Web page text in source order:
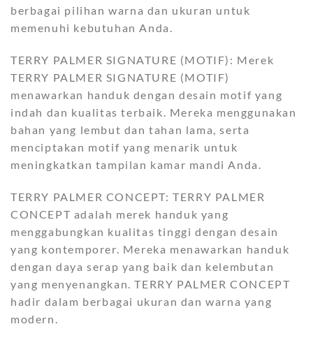
berbagai pilihan warna dan ukuran untuk
memenuhi kebutuhan Anda.
TERRY PALMER SIGNATURE (MOTIF): Merek
TERRY PALMER SIGNATURE (MOTIF)
menawarkan handuk dengan desain motif yang
indah dan kualitas terbaik. Mereka menggunakan
bahan yang lembut dan tahan lama, serta
menciptakan motif yang menarik untuk
meningkatkan tampilan kamar mandi Anda.
TERRY PALMER CONCEPT: TERRY PALMER
CONCEPT adalah merek handuk yang
menggabungkan kualitas tinggi dengan desain
yang kontemporer. Mereka menawarkan handuk
dengan daya serap yang baik dan kelembutan
yang menyenangkan. TERRY PALMER CONCEPT
hadir dalam berbagai ukuran dan warna yang
modern.